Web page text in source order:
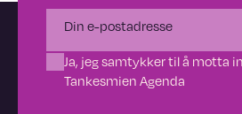
Ja, jeg samtykker til å motta
Tankesmien Agenda